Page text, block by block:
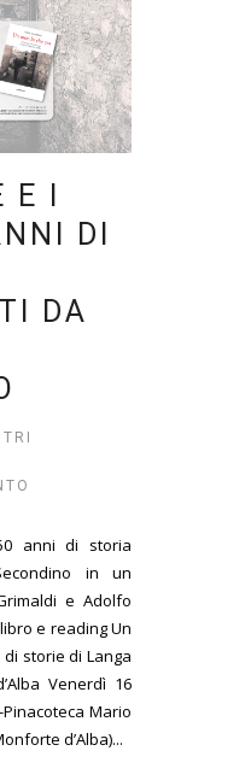
I
DI
DA
anni di storia
in un
e Adolfo
e reading Un
storie di Langa
Venerdì 16
Mario
d’Alba)...